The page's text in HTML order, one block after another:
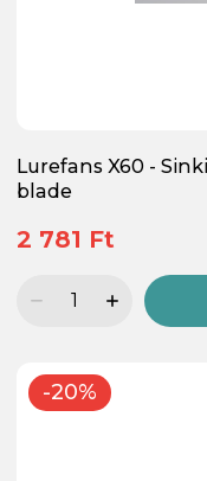
Lurefans X60 -
blade
2 781 Ft
-20%